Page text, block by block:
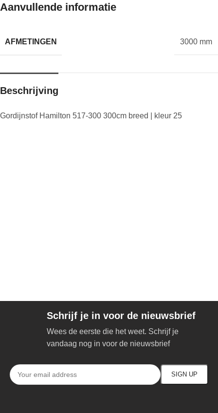
Aanvullende informatie
AFMETINGEN 3000 mm
Beschrijving
Gordijnstof Hamilton 517-300 300cm breed | kleur 25
Schrijf je in voor de nieuwsbrief
Wees de eerste die het weet. Schrijf je
vandaag nog in voor de nieuwsbrief